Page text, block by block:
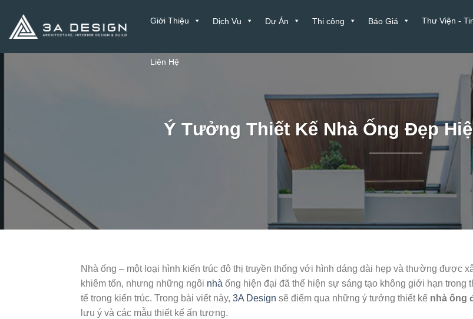
nội
dung
Giới Thiệu Dịch Vụ Dự Án Thi công Báo Giá Thư Viện -
Liên Hệ
Ý Tưởng Thiết Kế Nhà Ống Đẹp
Nhà ống – một loại hình kiến trúc đô thị truyền thống với hình dáng dài hẹp và thường được
khiêm tốn, nhưng những ngôi nhà ống hiện đại đã thể hiện sự sáng tạo không giới hạn
tế trong kiến trúc. Trong bài viết này, 3A Design sẽ điểm qua những ý tưởng thiết kế nhà ống
lưu ý và các mẫu thiết kế ấn tượng.